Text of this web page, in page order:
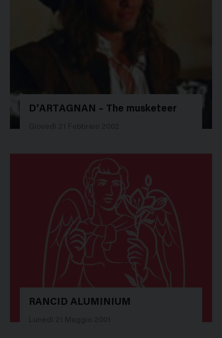
D’ARTAGNAN – The musketeer
RANCID ALUMINIUM